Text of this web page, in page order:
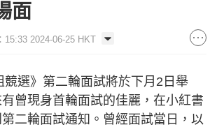
面
15:33 2024-06-25 HKT
競選》第二輪面試將於下月2日舉
曾現身首輪面試的佳麗，在小紅書
二輪面試通知。曾經面試當日，以